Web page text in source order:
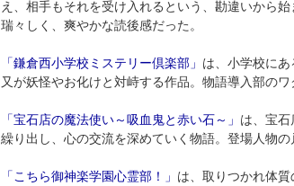
え、相手もそれを受け入れるという、勘違いから
瑞々しく、爽やかな読後感だった。
「鎌倉西小学校ミステリー倶楽部」 は、小学校に
又が妖怪やお化けと対峙する作品。物語導入部の
「宝石店の魔法使い～吸血鬼と赤い石～」 は、宝
繰り出し、心の交流を深めていく物語。登場人物
「こちら御神楽学園心霊部！」 は、取りつかれ体